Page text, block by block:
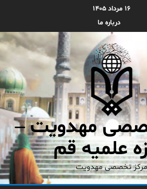
۱۶ مرداد ۱۴۰۵
درباره ما
مهدویت –
علمیه قم
مرکز تخصصی مهدویت